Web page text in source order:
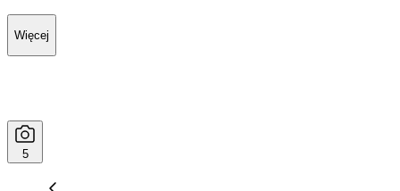
Więcej
5